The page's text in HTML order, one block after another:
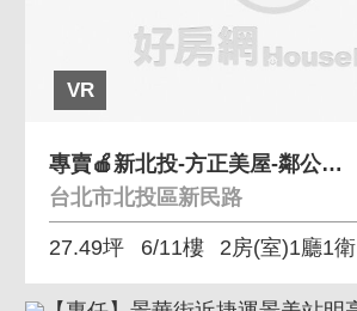
VR
專賣🍎新北投-方正美屋-鄰公園-兩房車
台北市北投區新民路
27.49坪 6/11樓 2房(室)1廳1衛